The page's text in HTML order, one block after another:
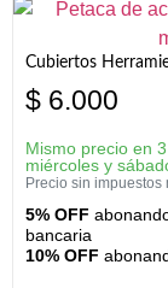
Cubiertos
$ 6.000
Mismo precio en
miércoles y
Precio sin impuestos
5% OFF
bancaria
10% OFF